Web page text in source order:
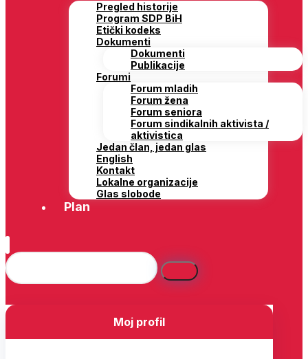
Pregled historije
Program SDP BiH
Etički kodeks
Dokumenti
Dokumenti
Publikacije
Forumi
Forum mladih
Forum žena
Forum seniora
Forum sindikalnih aktivista /
aktivistica
Jedan član, jedan glas
English
Kontakt
Lokalne organizacije
Glas slobode
Plan
Moj profil